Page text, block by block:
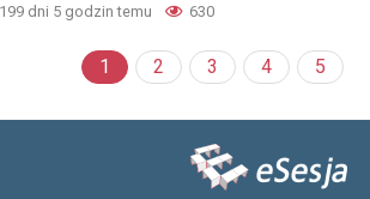
199 dni 5 godzin temu 630
1 2 3 4 5